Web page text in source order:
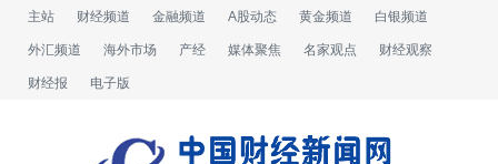
主站 财经频道 金融频道 A股动态 黄金频道 白银频道
外汇频道 海外市场 产经 媒体聚焦 名家观点 财经观察
财经报 电子版